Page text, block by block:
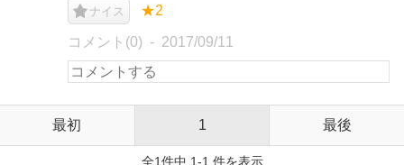
ナイス ★2
コメント(0) 2017/09/11
最初 1 最後
全1件中 1-1 件を表示